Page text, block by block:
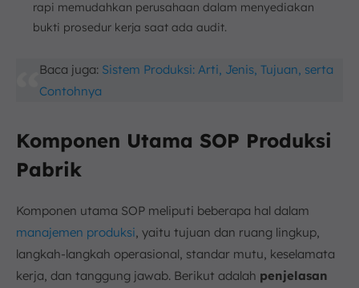
rapi memudahkan perusahaan dalam menyediakan
bukti prosedur kerja saat ada audit.
Baca juga: Sistem Produksi: Arti, Jenis, Tujuan, serta
Contohnya
Komponen Utama SOP Produksi
Pabrik
Komponen utama SOP meliputi beberapa hal dalam
manajemen produksi , yaitu tujuan dan ruang lingkup,
langkah-langkah operasional, standar mutu, keselamata
kerja, dan tanggung jawab. Berikut adalah penjelasan